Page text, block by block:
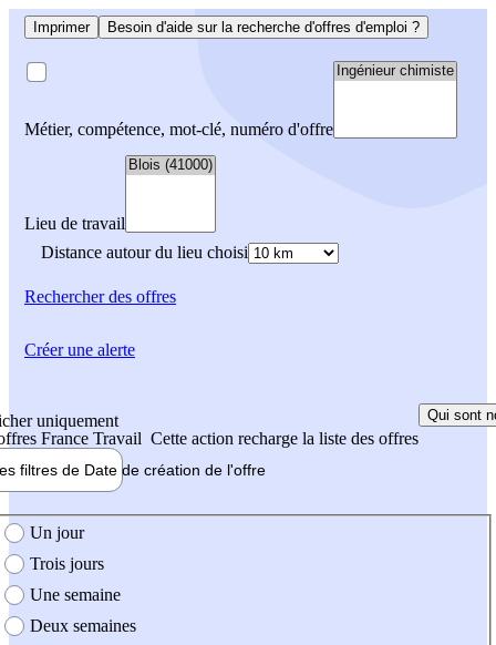
Imprimer Besoin d'aide sur la recherche d'offres d'emploi ?
Métier, compétence, mot-clé, numéro d'offre
Lieu de travail
Distance autour du lieu choisi
Rechercherdes offres
uniquement
France Travail Cette action recharge la liste des offres
Qui sont
filtres de Date de création de l'offre
création de l'offre
Un jour
Trois jours
Une semaine
Deux semaines
Créer une alerte